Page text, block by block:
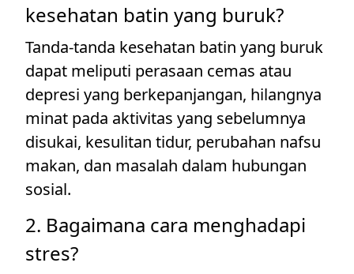
kesehatan batin yang buruk?
Tanda-tanda kesehatan batin yang buruk
dapat meliputi perasaan cemas atau
depresi yang berkepanjangan, hilangnya
minat pada aktivitas yang sebelumnya
disukai, kesulitan tidur, perubahan nafsu
makan, dan masalah dalam hubungan
sosial.
2. Bagaimana cara menghadapi
stres?